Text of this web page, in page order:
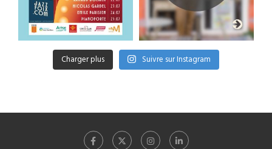
Charger plus Suivre sur Instagram